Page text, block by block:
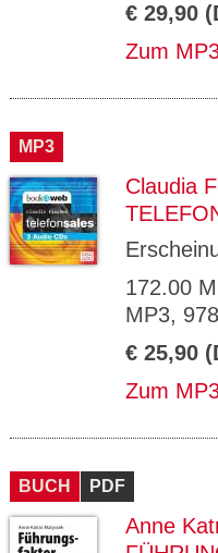
€ 29,90
Zum
MP3
Claudia
172.00
MP3,
€ 25,90
Zum
BUCH PDF
Anne